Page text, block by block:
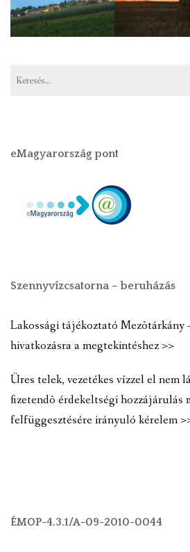
eMagyarország pont
Szennyvízcsatorna – beruházás
Lakossági tájékoztató Mezõtárkány
hivatkozásra a megtekintéshez >>
Üres telek, vezetékes vízzel el nem
fizetendõ érdekeltségi hozzájárulás
felfüggesztésére irányuló kérelem
ÉMOP-4.3.1/A-09-2010-0044